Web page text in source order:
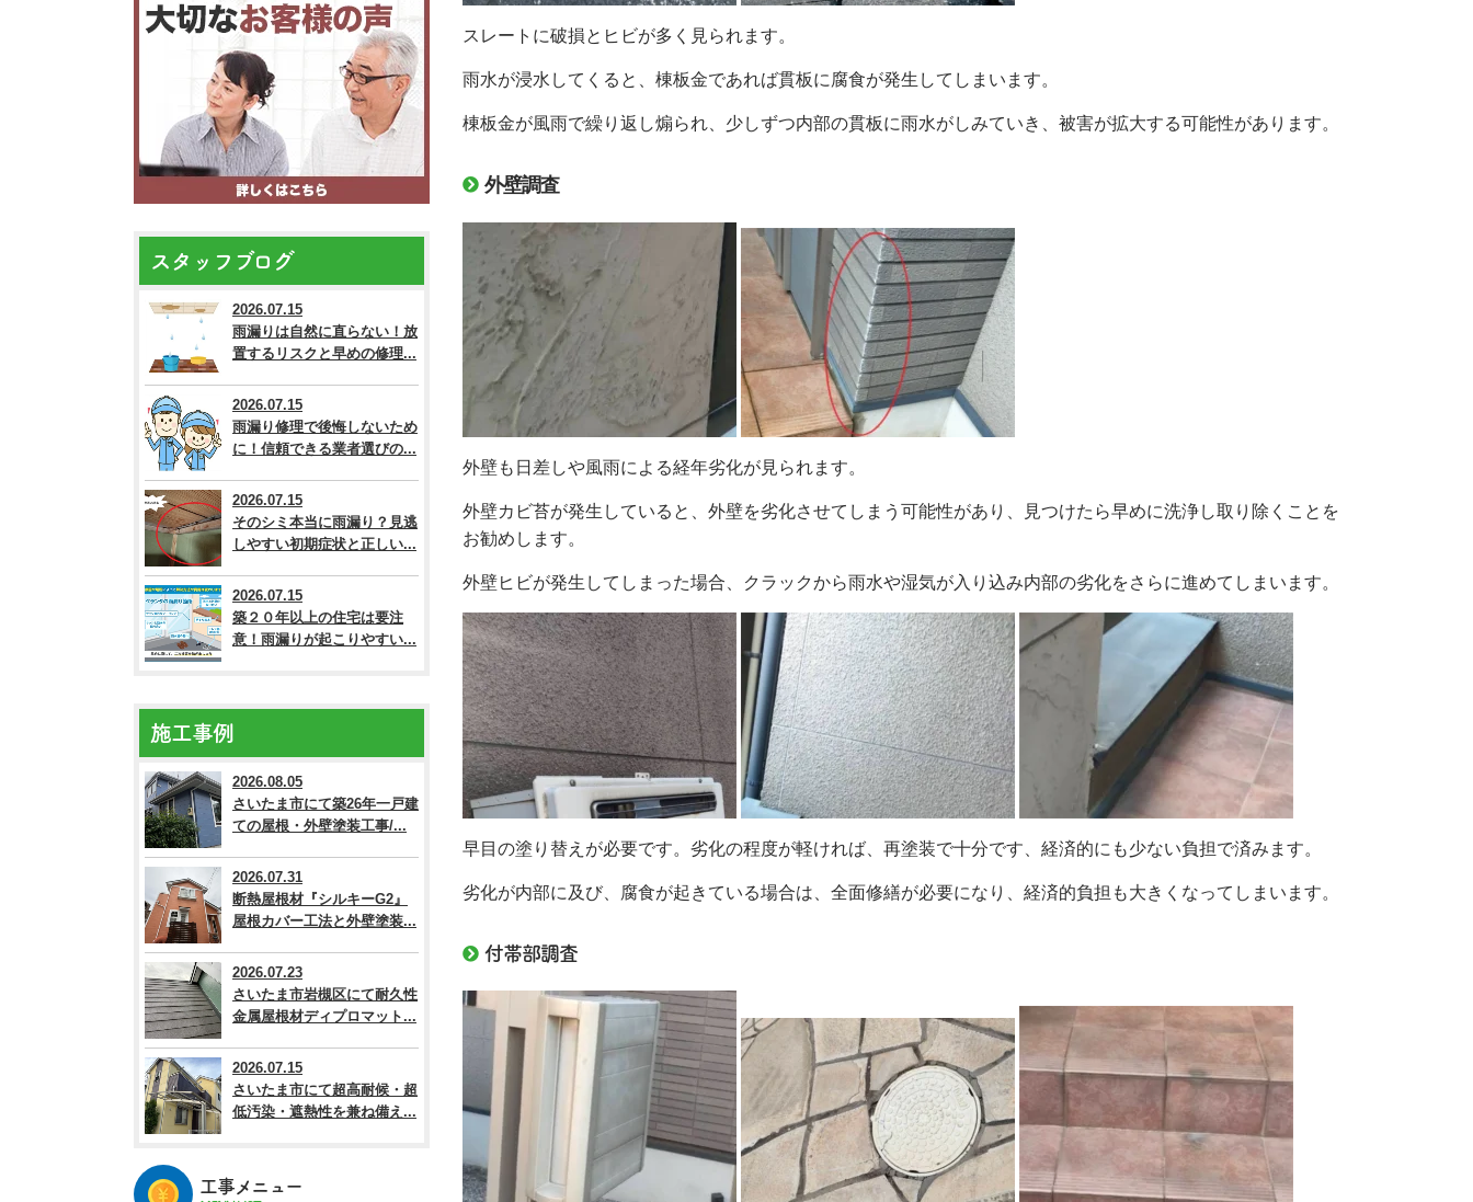
スレートに破損とヒビが多く見られます。
雨水が浸水してくると、棟板金であれば貫板に腐食が発生してしまいます。
棟板金が風雨で繰り返し煽られ、少しずつ内部の貫板に雨水がしみていき、 被害が拡大する可能性があります。
外壁調査
外壁も日差しや風雨による経年劣化が見られます。
外壁カビ苔が発生していると、外壁を劣化させてしまう可能性があり、見つけたら早めに洗浄し取り除くことを
お勧めします。
外壁ヒビが発生してしまった場合、クラックから雨水や湿気が入り込み内部の劣化をさらに進めてしまいます。
早目の塗り替えが必要です。 劣化の程度が軽ければ、再塗装で十分です、経済的にも少ない負担で済みます。
劣化が内部に及び、腐食が起きている場合は、全面修繕が必要になり、経済的負担も大きくなってしまいます。
付帯部調査
スタッフブログ
2026.07.15
雨漏りは自然に直らない！放
置するリスクと早めの修理...
2026.07.15
雨漏り修理で後悔しないため
に！信頼できる業者選びの...
2026.07.15
そのシミ本当に雨漏り？見逃
しやすい初期症状と正しい...
2026.07.15
築２０年以上の住宅は要注
意！雨漏りが起こりやすい...
施工事例
2026.08.05
さいたま市にて築26年一戸建
ての屋根・外壁塗装工事/...
2026.07.31
断熱屋根材『シルキーG2』
屋根カバー工法と外壁塗装...
2026.07.23
さいたま市岩槻区にて耐久性
金属屋根材ディプロマット...
2026.07.15
さいたま市にて超高耐候・超
低汚染・遮熱性を兼ね備え...
工事メニュー